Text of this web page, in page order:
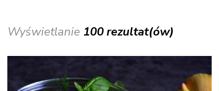
Wyświetlanie 100 rezultat(ów)